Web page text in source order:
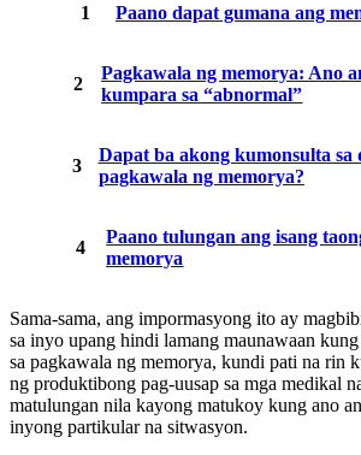
Paano dapat gumana ang
Pagkawala ng memorya: Ano
kumpara sa “abnormal”
Dapat ba akong kumonsulta sa
pagkawala ng memorya?
Paano tulungan ang isang
memorya
Sama-sama, ang impormasyong ito ay
sa inyo upang hindi lamang maunawaan
sa pagkawala ng memorya, kundi pati na rin
ng produktibong pag-uusap sa mga medikal
matulungan nila kayong matukoy kung ano
inyong partikular na sitwasyon.